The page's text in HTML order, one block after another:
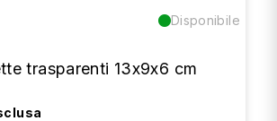
Disponibile
trasparenti 13x9x6 cm